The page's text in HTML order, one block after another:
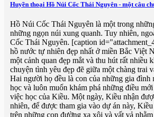
Huyền thoại Hồ Núi Cốc Thái Nguyên - một câu
Hồ Núi Cốc Thái Nguyên là một trong
những ngọn núi xung quanh. Tuy nhiên,
Cốc Thái Nguyên. [caption
hồ nước tự nhiên đẹp nhất ở miền Bắc Việt
một cảnh quan đẹp mắt và thu hút rất
chuyện tình yêu đẹp đẽ giữa một chàng
Hai người họ đều là con của những gia
học và luôn muốn khám phá những điều
việc học của Kiều. Một ngày, Kiều nhận
nhiên, để được tham gia vào dự án này,
trên những con đường xa xôi và vất vả